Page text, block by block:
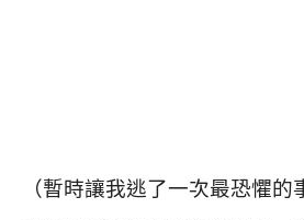
（暫時讓我逃了一次最恐懼的